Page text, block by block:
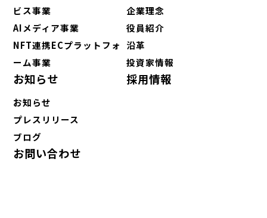
ビス事業
AIメディア事業
NFT連携ECプラットフォ
ーム事業
企業理念
役員紹介
沿革
投資家情報
お知らせ
お知らせ
プレスリリース
ブログ
採用情報
お問い合わせ